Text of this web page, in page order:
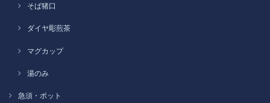
そば猪口
ダイヤ彫煎茶
マグカップ
湯のみ
急須・ポット